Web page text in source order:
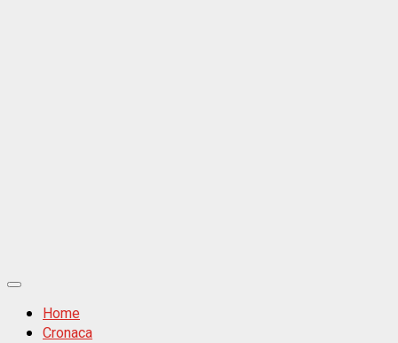
Primäres
MenüHome
Cronaca